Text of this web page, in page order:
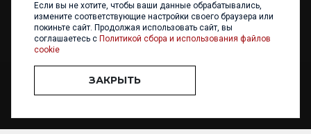
Написать нам
ООО «ФИЛИПП» © 2013 - 2026. Все права защищены
Разработка и
Если вы не хотите, чтобы ваши данные обрабатывались,
измените соответствующие настройки своего браузера или
покиньте сайт. Продолжая использовать сайт, вы
соглашаетесь с Политикой сбора и использования файлов
cookie
ЗАКРЫТЬ